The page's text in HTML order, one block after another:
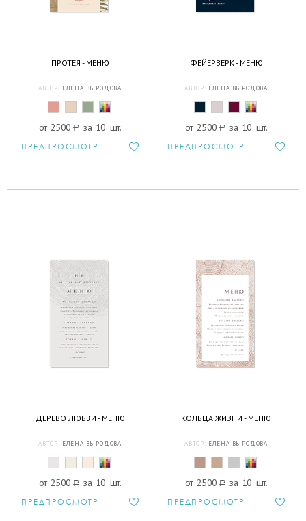
ПРОТЕЯ - МЕНЮ
АВТОР: ЕЛЕНА ВЫРОДОВА
от 2500 a за 10 шт.
ПРЕДПРОСМОТР
ФЕЙЕРВЕРК - МЕНЮ
АВТОР: ЕЛЕНА ВЫРОДОВА
от 2500 a за 10 шт.
ПРЕДПРОСМОТР
ДЕРЕВО ЛЮБВИ - МЕНЮ
АВТОР: ЕЛЕНА ВЫРОДОВА
от 2500 a за 10 шт.
ПРЕДПРОСМОТР
КОЛЬЦА ЖИЗНИ - МЕНЮ
АВТОР: ЕЛЕНА ВЫРОДОВА
от 2500 a за 10 шт.
ПРЕДПРОСМОТР